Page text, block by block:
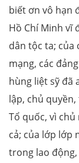
biết ơn vô hạn
Hồ Chí Minh vĩ
dân tộc ta; của
mạng, các
hùng liệt sỹ đã
lập, chủ
Tổ quốc, vì
cả; của lớp lớp
trong lao